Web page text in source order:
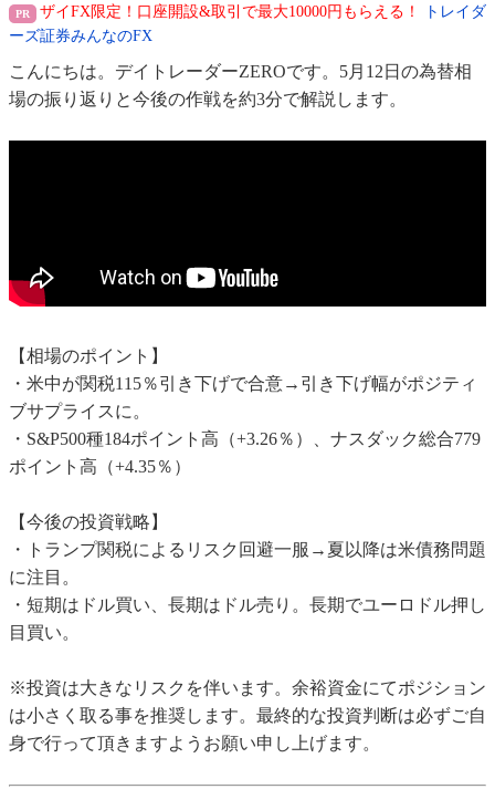
ザイFX限定！口座開設&取引で最大10000円もらえる！
トレイダ
ーズ証券みんなのFX
こんにちは。デイトレーダーZEROです。5月12日の為替相
場の振り返りと今後の作戦を約3分で解説します。
【相場のポイント】
・米中が関税115％引き下げで合意→引き下げ幅がポジティ
ブサプライスに。
・S&P500種184ポイント高（+3.26％）、ナスダック総合779
ポイント高（+4.35％）
【今後の投資戦略】
・トランプ関税によるリスク回避一服→夏以降は米債務問題
に注目。
・短期はドル買い、長期はドル売り。長期でユーロドル押し
目買い。
※投資は大きなリスクを伴います。余裕資金にてポジション
は小さく取る事を推奨します。最終的な投資判断は必ずご自
身で行って頂きますようお願い申し上げます。